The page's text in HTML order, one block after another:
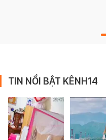
TIN NỔI BẬT KÊNH14